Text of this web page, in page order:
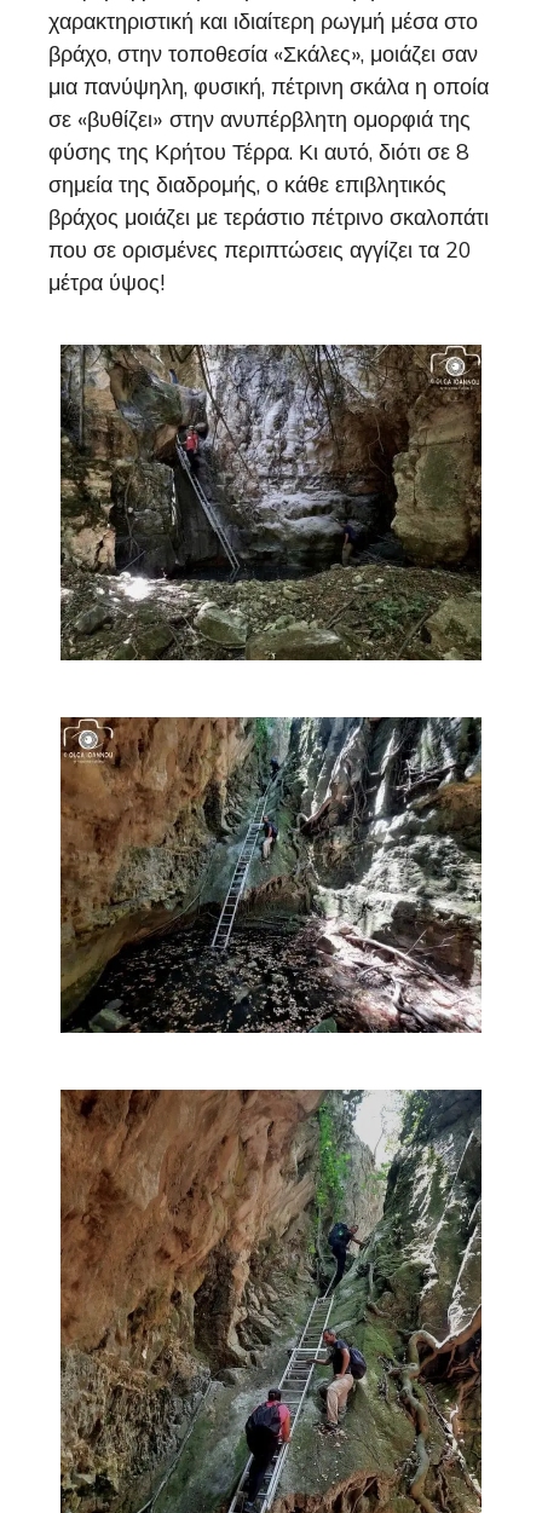
χαρακτηριστική και ιδιαίτερη ρωγμή μέσα στο
βράχο, στην τοποθεσία «Σκάλες», μοιάζει σαν
μια πανύψηλη, φυσική, πέτρινη σκάλα η οποία
σε «βυθίζει» στην ανυπέρβλητη ομορφιά της
φύσης της Κρήτου Τέρρα. Κι αυτό, διότι σε 8
σημεία της διαδρομής, ο κάθε επιβλητικός
βράχος μοιάζει με τεράστιο πέτρινο σκαλοπάτι
που σε ορισμένες περιπτώσεις αγγίζει τα 20
μέτρα ύψος!